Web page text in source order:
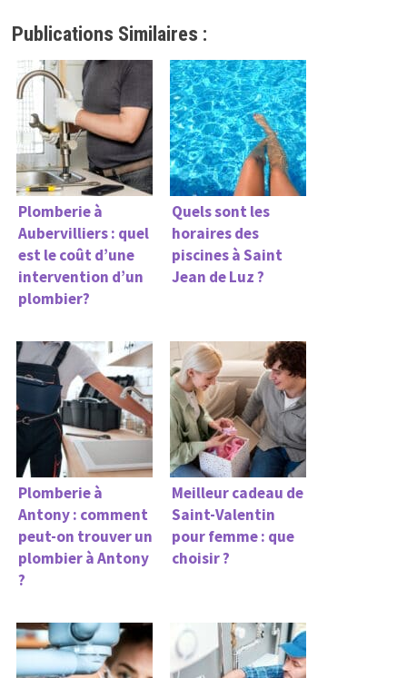
Publications Similaires :
Plomberie à
Aubervilliers : quel
est le coût d’une
intervention d’un
plombier?
Quels sont les
horaires des
piscines à Saint
Jean de Luz ?
Plomberie à
Antony : comment
peut-on trouver un
plombier à Antony
?
Meilleur cadeau de
Saint-Valentin
pour femme : que
choisir ?